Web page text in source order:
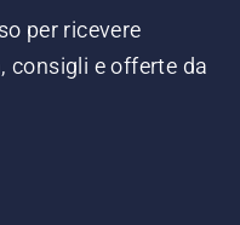
per ricevere
consigli e offerte da